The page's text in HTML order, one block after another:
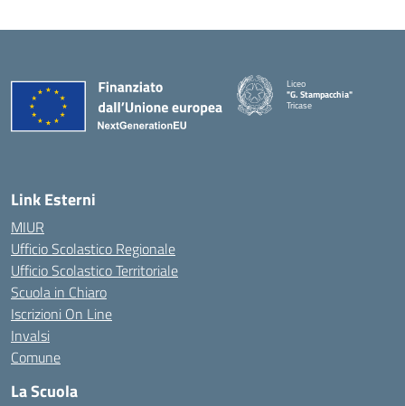
Liceo
"G. Stampacchia"
Tricase
Link Esterni
MIUR
Ufficio Scolastico Regionale
Ufficio Scolastico Territoriale
Scuola in Chiaro
Iscrizioni On Line
Invalsi
Comune
La Scuola